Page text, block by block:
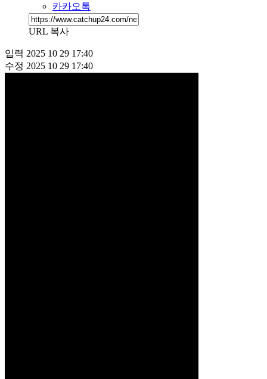
카카오톡
URL 복사
입력 2025 10 29 17:40
수정 2025 10 29 17:40